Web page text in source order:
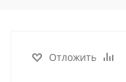
Отложить